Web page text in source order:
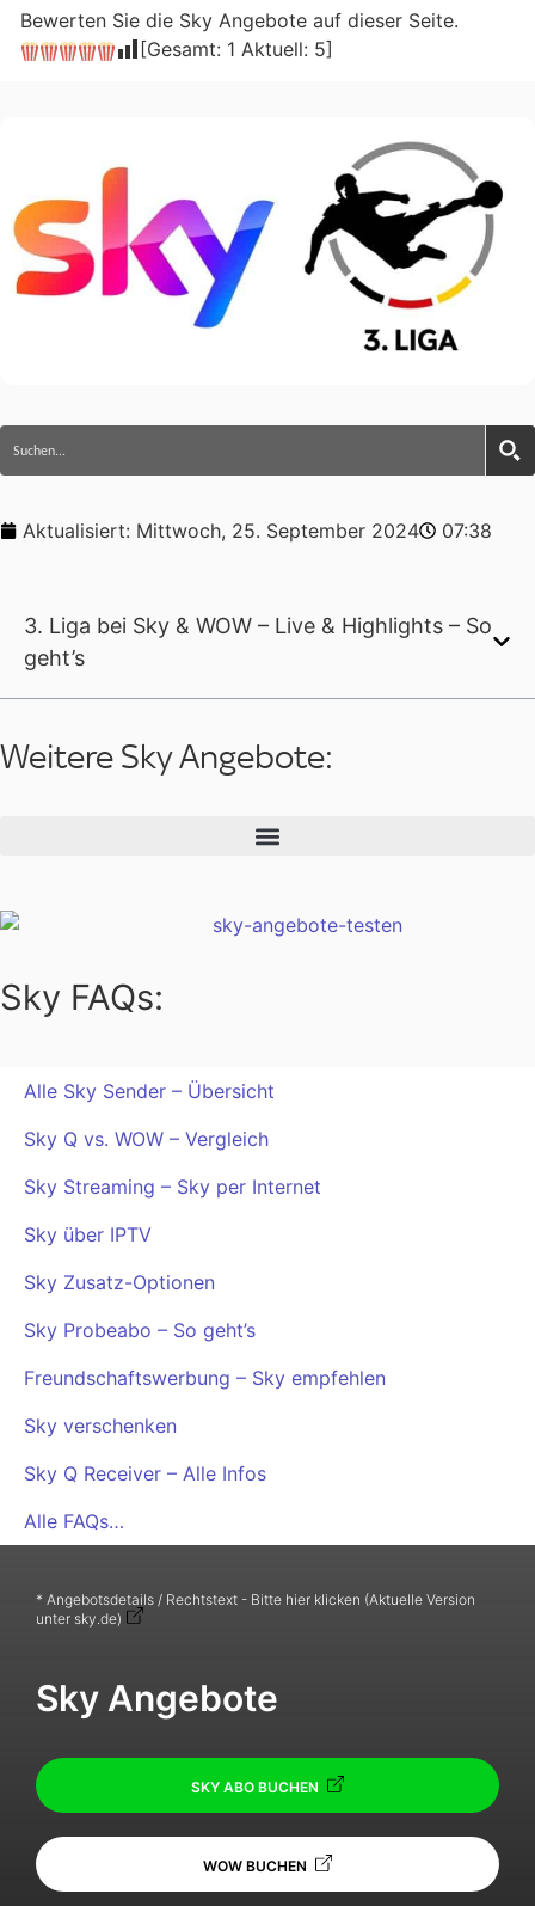
Bewerten Sie die Sky Angebote auf dieser Seite.
[Gesamt: 1 Aktuell: 5]
Aktualisiert: Mittwoch, 25. September 2024 07:38
3. Liga bei Sky & WOW – Live & Highlights – So
geht’s
Weitere Sky Angebote:
Sky FAQs:
Alle Sky Sender – Übersicht
Sky Q vs. WOW – Vergleich
Sky Streaming – Sky per Internet
Sky über IPTV
Sky Zusatz-Optionen
Sky Probeabo – So geht’s
Freundschaftswerbung – Sky empfehlen
Sky verschenken
Sky Q Receiver – Alle Infos
Alle FAQs…
* Angebotsdetails / Rechtstext - Bitte hier klicken (Aktuelle Version
unter sky.de)
Sky Angebote
SKY ABO BUCHEN
WOW BUCHEN